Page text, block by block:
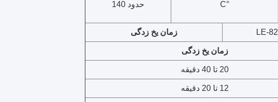
°C حدود 140
زمان یخ زدگی
زمان یخ زدگی
20 تا 40 دقیقه
12 تا 20 دقیقه